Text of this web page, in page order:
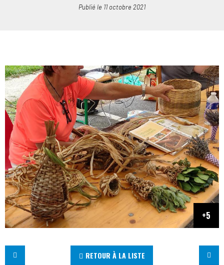
Publié le 11 octobre 2021
RETOUR À LA LISTE